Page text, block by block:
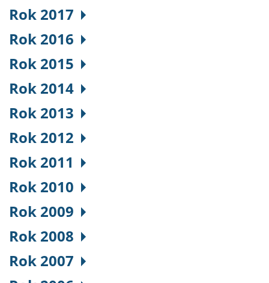
Rok 2017
Rok 2016
Rok 2015
Rok 2014
Rok 2013
Rok 2012
Rok 2011
Rok 2010
Rok 2009
Rok 2008
Rok 2007